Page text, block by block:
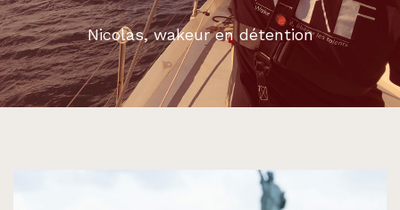
Nicolas, wakeur en détention